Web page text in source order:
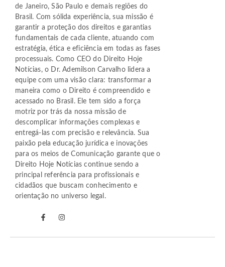
de Janeiro, São Paulo e demais regiões do
Brasil. Com sólida experiência, sua missão é
garantir a proteção dos direitos e garantias
fundamentais de cada cliente, atuando com
estratégia, ética e eficiência em todas as fases
processuais. Como CEO do Direito Hoje
Notícias, o Dr. Ademilson Carvalho lidera a
equipe com uma visão clara: transformar a
maneira como o Direito é compreendido e
acessado no Brasil. Ele tem sido a força
motriz por trás da nossa missão de
descomplicar informações complexas e
entregá-las com precisão e relevância. Sua
paixão pela educação jurídica e inovações
para os meios de Comunicação garante que o
Direito Hoje Notícias continue sendo a
principal referência para profissionais e
cidadãos que buscam conhecimento e
orientação no universo legal.